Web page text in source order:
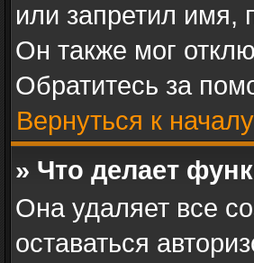
или запретил имя,
Он также мог
Обратитесь за
Вернуться к началу
» Что делает
Она удаляет все
оставаться